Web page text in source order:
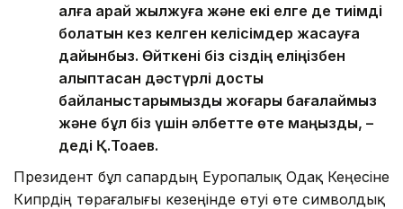
алға қарай жылжуға және екі елге де тиімді
болатын кез келген келісімдер жасауға
дайынбыз. Өйткені біз сіздің еліңізбен
қалыптасқан дәстүрлі достық
байланыстарымызды жоғары бағалаймыз
және бұл біз үшін әлбетте өте маңызды, –
деді Қ.Тоқаев.
Президент бұл сапардың Еуропалық Одақ Кеңесіне
Кипрдің төрағалығы кезеңінде өтуі өте символдық